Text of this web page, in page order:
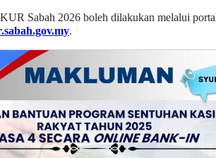
Sabah 2026 boleh dilakukan melalui
.